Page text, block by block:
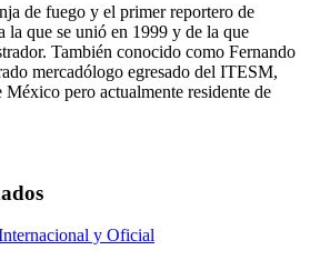
de fuego y el primer reportero de
la que se unió en 1999 y de la que
También conocido como Fernando
mercadólogo egresado del ITESM,
pero actualmente residente de